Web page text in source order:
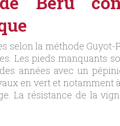
selon la méthode
Les pieds manquants
années avec un
en vert et notamment
La résistance de la